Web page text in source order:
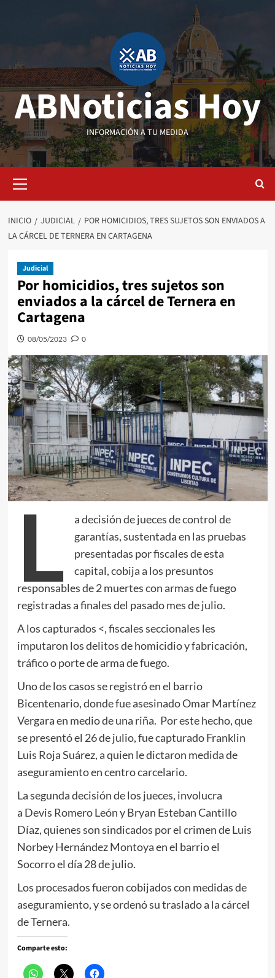
ABNoticias Hoy
INFORMACIÓN A TU MEDIDA
primario
INICIO JUDICIAL
POR HOMICIDIOS, TRES SUJETOS SON ENVIADOS A
LA CÁRCEL DE TERNERA EN CARTAGENA
Judicial
Por homicidios, tres sujetos son
enviados a la cárcel de Ternera en
Cartagena
08/05/2023 0
L
a decisión de jueces de control de
garantías, sustentada en las pruebas
presentadas por fiscales de esta
capital, cobija a los presuntos
responsables de 2 muertes con armas de fuego
registradas a finales del pasado mes de julio.
A los capturados <, fiscales seccionales les
imputaron los delitos de homicidio y fabricación,
tráfico o porte de arma de fuego.
Uno de los casos se registró en el barrio
Bicentenario, donde fue asesinado Omar Martínez
Vergara en medio de una riña. Por este hecho, que
se presentó el 26 de julio, fue capturado Franklin
Luis Roja Suárez, a quien le dictaron medida de
aseguramiento en centro carcelario.
La segunda decisión de los jueces, involucra
a Devis Romero León y Bryan Esteban Cantillo
Díaz, quienes son sindicados por el crimen de Luis
Norbey Hernández Montoya en el barrio el
Socorro el día 28 de julio.
Los procesados fueron cobijados con medidas de
aseguramiento, y se ordenó su traslado a la cárcel
de Ternera.
Comparte esto: